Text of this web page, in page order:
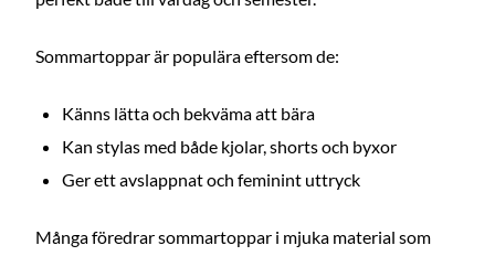
Sommartoppar är populära eftersom de:
Känns lätta och bekväma att bära
Kan stylas med både kjolar, shorts och byxor
Ger ett avslappnat och feminint uttryck
Många föredrar sommartoppar i mjuka material som